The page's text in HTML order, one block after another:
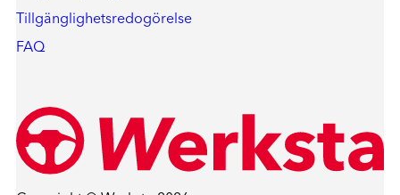
Tillgänglighetsredogörelse
FAQ